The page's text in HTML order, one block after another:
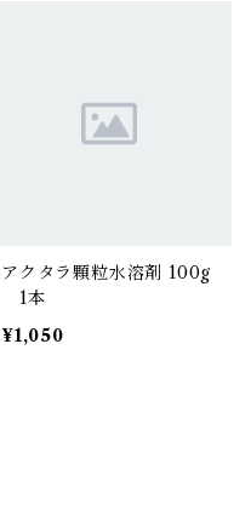
アクタラ顆粒水溶剤 100g
1本
¥1,050